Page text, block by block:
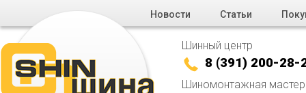
Новости Статьи
Шинный центр
8 (391) 200-28-
Шиномонтажная